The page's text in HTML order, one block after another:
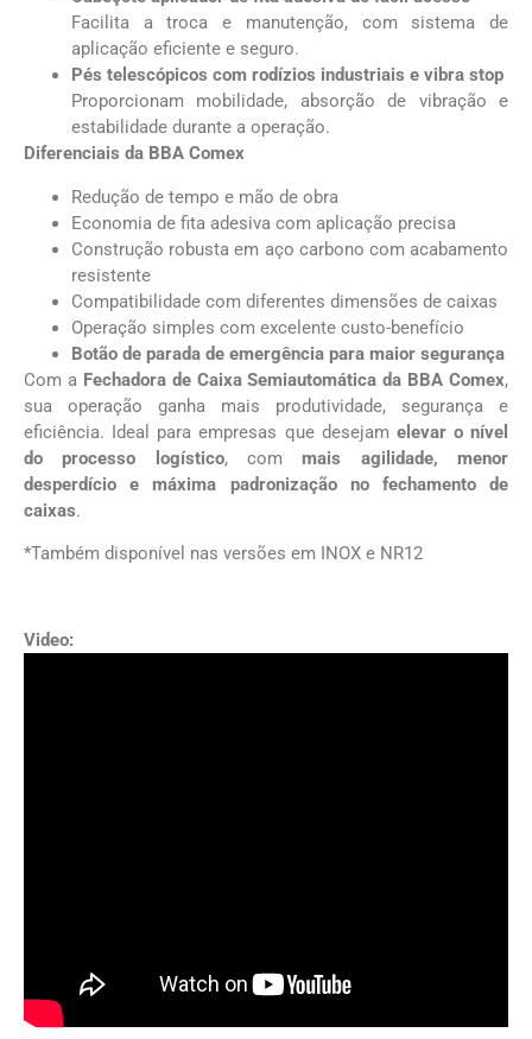
Facilita a troca e manutenção, com sistema de
aplicação eficiente e seguro.
Pés telescópicos com rodízios industriais e vibra stop
Proporcionam mobilidade, absorção de vibração e
estabilidade durante a operação.
Diferenciais da BBA Comex
Redução de tempo e mão de obra
Economia de fita adesiva com aplicação precisa
Construção robusta em aço carbono com acabamento
resistente
Compatibilidade com diferentes dimensões de caixas
Operação simples com excelente custo-benefício
Botão de parada de emergência para maior segurança
Com a Fechadora de Caixa Semiautomática da BBA Comex,
sua operação ganha mais produtividade, segurança e
eficiência. Ideal para empresas que desejam elevar o nível
do processo logístico, commais agilidade, menor
desperdício e máxima padronização no fechamento de
caixas.
*Também disponível nas versões em INOX e NR12
Video: